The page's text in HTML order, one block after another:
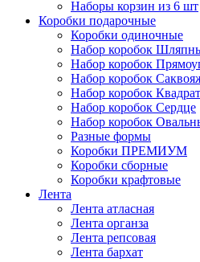
Наборы корзин из 6 шт
Коробки подарочные
Коробки одиночные
Набор коробок
Набор коробок
Набор коробок
Набор коробок
Набор коробок Сердце
Набор коробок
Разные формы
Коробки ПРЕМИУМ
Коробки сборные
Коробки крафтовые
Лента
Лента атласная
Лента органза
Лента репсовая
Лента бархат